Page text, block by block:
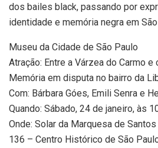
dos bailes black, passando por
identidade e memória negra em
Museu da Cidade de São Paulo
Atração: Entre a Várzea do Carmo e
Memória em disputa no bairro da
Com: Bárbara Góes, Emili Senra e
Quando: Sábado, 24 de janeiro, às
Onde: Solar da Marquesa de
136 – Centro Histórico de São